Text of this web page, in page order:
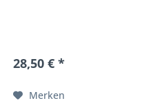
28,50 € *
Merken